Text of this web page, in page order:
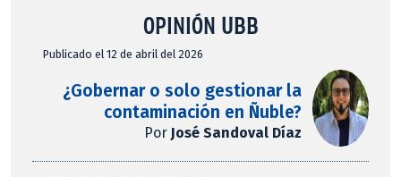
OPINIÓN UBB
Publicado el 12 de abril del 2026
¿Gobernar o solo gestionar la
contaminación en Ñuble?
Por José Sandoval Díaz